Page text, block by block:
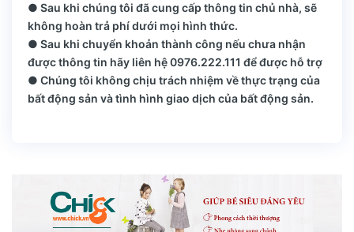
● Sau khi chúng tôi đã cung cấp thông tin chủ nhà, sẽ
không hoàn trả phí dưới mọi hình thức.
● Sau khi chuyển khoản thành công nếu chưa nhận
được thông tin hãy liên hệ 0976.222.111 để được hỗ trợ
● Chúng tôi không chịu trách nhiệm về thực trạng của
bất động sản và tình hình giao dịch của bất động sản.